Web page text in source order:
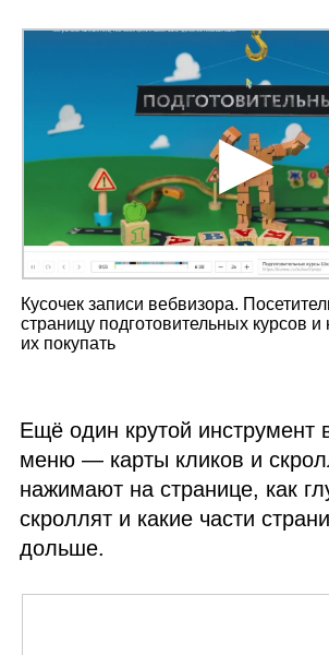
Кусочек записи вебвизора.
страницу подготовительных курсов и
их покупать
Ещё один крутой инструмент
меню — карты кликов и
нажимают на странице, как
скроллят и какие части
дольше.